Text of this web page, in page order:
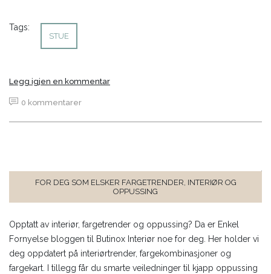
Tags:
STUE
Legg igjen en kommentar
0 kommentarer
FOR DEG SOM ELSKER FARGETRENDER, INTERIØR OG
OPPUSSING
Opptatt av interiør, fargetrender og oppussing? Da er Enkel
Fornyelse bloggen til Butinox Interiør noe for deg. Her holder vi
deg oppdatert på interiørtrender, fargekombinasjoner og
fargekart. I tillegg får du smarte veiledninger til kjapp oppussing